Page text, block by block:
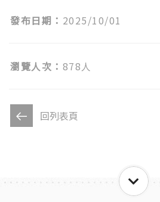
發布日期： 2025/10/01
瀏覽人次： 878人
回列表頁